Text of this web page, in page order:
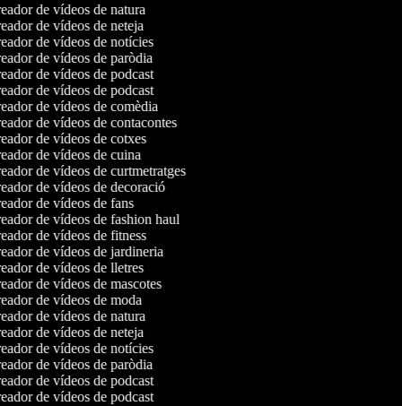
de vídeos de natura
de vídeos de neteja
de vídeos de notícies
de vídeos de paròdia
de vídeos de podcast
de vídeos de podcast
de vídeos de comèdia
de vídeos de contacontes
de vídeos de cotxes
de vídeos de cuina
de vídeos de curtmetratges
de vídeos de decoració
de vídeos de fans
de vídeos de fashion haul
de vídeos de fitness
de vídeos de jardineria
de vídeos de lletres
de vídeos de mascotes
de vídeos de moda
de vídeos de natura
de vídeos de neteja
de vídeos de notícies
de vídeos de paròdia
de vídeos de podcast
de vídeos de podcast